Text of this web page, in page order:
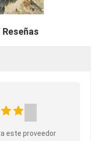
este proveedor